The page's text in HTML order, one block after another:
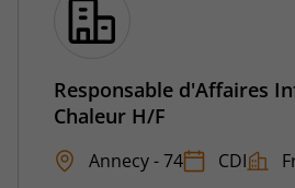
Responsable d'Affaires
Chaleur H/F
Annecy - 74 CDI